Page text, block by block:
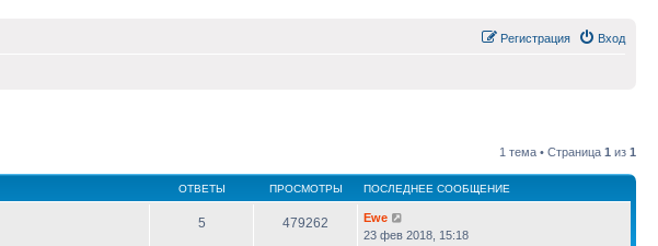
Вход
Регистрация
1 тема • Страница 1 из 1
ОТВЕТЫ ПРОСМОТРЫ ПОСЛЕДНЕЕ СООБЩЕНИЕ
5 479262
Ewe
23 фев 2018, 15:18